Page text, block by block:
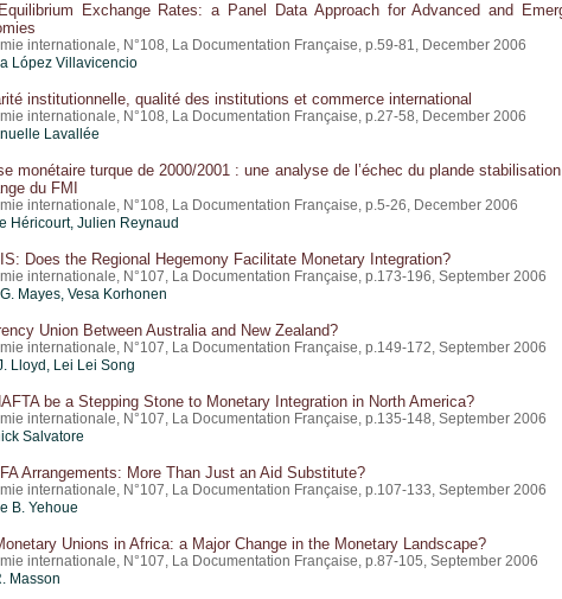
Exchange Rates: a Panel Data Approach for Advanced and
internationale, N°108, La Documentation Française, p.59-81, December 2006
López Villavicencio
institutionnelle, qualité des institutions et commerce international
internationale, N°108, La Documentation Française, p.27-58, December 2006
Lavallée
monétaire turque de 2000/2001 : une analyse de l’échec du plande
du FMI
internationale, N°108, La Documentation Française, p.5-26, December 2006
Héricourt, Julien Reynaud
Does the Regional Hegemony Facilitate Monetary Integration?
internationale, N°107, La Documentation Française, p.173-196, September 2006
Mayes, Vesa Korhonen
Union Between Australia and New Zealand?
internationale, N°107, La Documentation Française, p.149-172, September 2006
Lloyd, Lei Lei Song
be a Stepping Stone to Monetary Integration in North America?
internationale, N°107, La Documentation Française, p.135-148, September 2006
Salvatore
Arrangements: More Than Just an Aid Substitute?
internationale, N°107, La Documentation Française, p.107-133, September 2006
B. Yehoue
Unions in Africa: a Major Change in the Monetary Landscape?
internationale, N°107, La Documentation Française, p.87-105, September 2006
Masson